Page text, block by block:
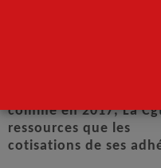
comme en 2017, La
ressources que les
cotisations de ses